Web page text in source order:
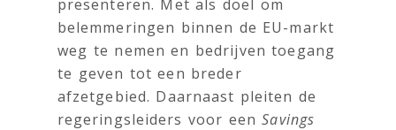
presenteren. Met als doel om
belemmeringen binnen de EU-markt
weg te nemen en bedrijven toegang
te geven tot een breder
afzetgebied. Daarnaast pleiten de
regeringsleiders voor eenSavings